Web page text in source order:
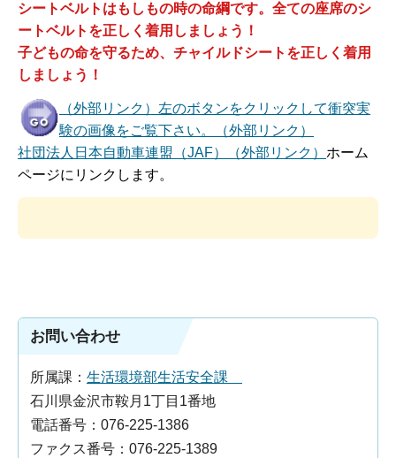
シートベルトはもしもの時の命綱です。全ての座席のシ
ートベルトを正しく着用しましょう！
子どもの命を守るため、チャイルドシートを正しく着用
しましょう！
（外部リンク）左のボタンをクリックして衝突実
験の画像をご覧下さい。（外部リンク）
社団法人日本自動車連盟（JAF）（外部リンク） ホーム
ページにリンクします。
お問い合わせ
所属課： 生活環境部生活安全課
石川県金沢市鞍月1丁目1番地
電話番号：076-225-1386
ファクス番号：076-225-1389